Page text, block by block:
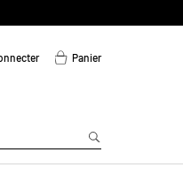
Panier